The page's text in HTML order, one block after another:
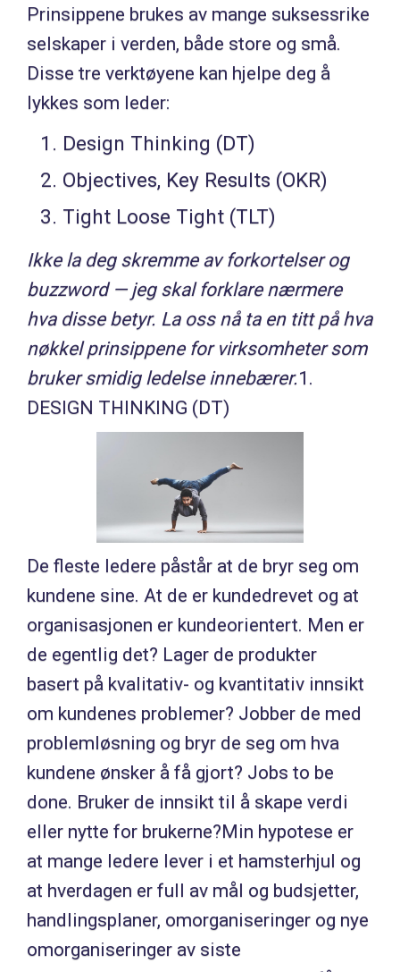
Prinsippene brukes av mange suksessrike
selskaper i verden, både store og små.
Disse tre verktøyene kan hjelpe deg å
lykkes som leder:
Design Thinking (DT)
Objectives, Key Results (OKR)
Tight Loose Tight (TLT)
Ikke la deg skremme av forkortelser og
buzzword — jeg skal forklare nærmere
hva disse betyr. La oss nå ta en titt på hva
nøkkel prinsippene for virksomheter som
bruker smidig ledelse innebærer.1.
DESIGN THINKING (DT)
De fleste ledere påstår at de bryr seg om
kundene sine. At de er kundedrevet og at
organisasjonen er kundeorientert. Men er
de egentlig det? Lager de produkter
basert på kvalitativ- og kvantitativ innsikt
om kundenes problemer? Jobber de med
problemløsning og bryr de seg om hva
kundene ønsker å få gjort? Jobs to be
done. Bruker de innsikt til å skape verdi
eller nytte for brukerne?Min hypotese er
at mange ledere lever i et hamsterhjul og
at hverdagen er full av mål og budsjetter,
handlingsplaner, omorganiseringer og nye
omorganiseringer av siste